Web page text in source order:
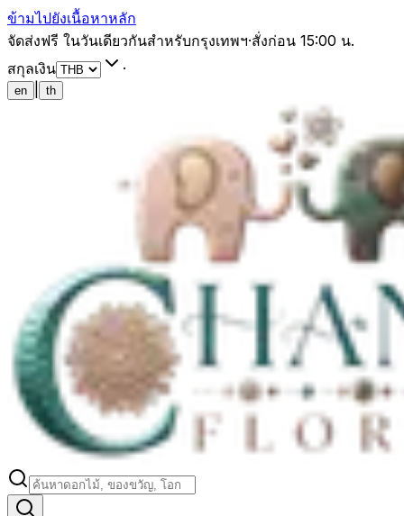
ข้ามไปยังเนื้อหาหลัก
จัดส่งฟรี ในวันเดียวกันสำหรับกรุงเทพฯ·สั่งก่อน 15:00 น.
สกุลเงิน
·
en th